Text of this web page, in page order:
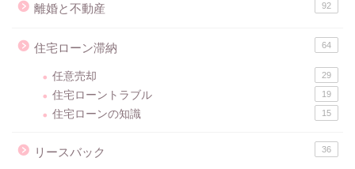
離婚と不動産 92
住宅ローン滞納 64
任意売却 29
住宅ローントラブル 19
住宅ローンの知識 15
リースバック 36